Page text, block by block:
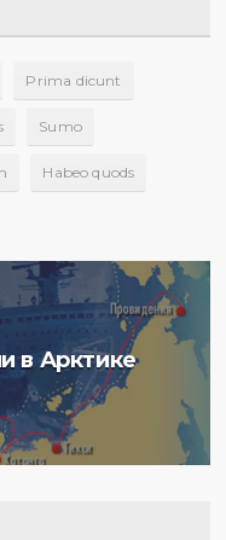
Prima dicunt
Sumo
Habeo quods
в Арктике